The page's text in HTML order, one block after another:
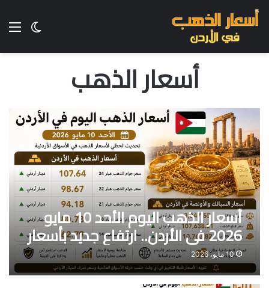
الوضع
أسعار الذهب
أسعار الذهب اليوم الأحد 10 مايو
2026 في الأردن.. ارتفاع جديد بأسعار
الذهب وعيار 21
10 مايو، 2026